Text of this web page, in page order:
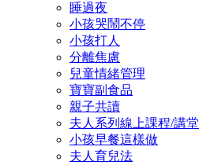
睡過夜
小孩哭鬧不停
小孩打人
分離焦慮
兒童情緒管理
寶寶副食品
親子共讀
夫人系列線上課程/講堂
小孩早餐這樣做
夫人育兒法